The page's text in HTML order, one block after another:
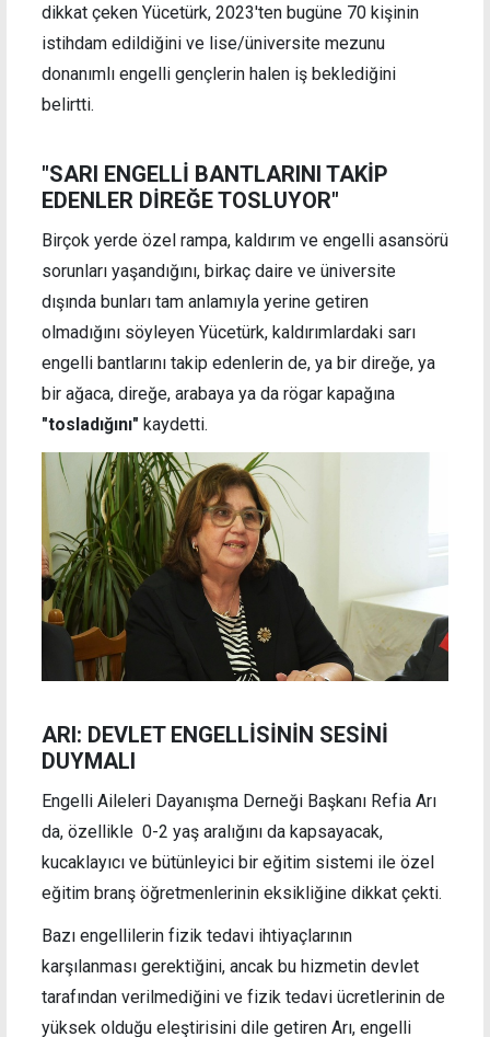
dikkat çeken Yücetürk, 2023'ten bugüne 70 kişinin
istihdam edildiğini ve lise/üniversite mezunu
donanımlı engelli gençlerin halen iş beklediğini
belirtti.
"SARI ENGELLİ BANTLARINI TAKİP
EDENLER DİREĞE TOSLUYOR"
Birçok yerde özel rampa, kaldırım ve engelli asansörü
sorunları yaşandığını, birkaç daire ve üniversite
dışında bunları tam anlamıyla yerine getiren
olmadığını söyleyen Yücetürk, kaldırımlardaki sarı
engelli bantlarını takip edenlerin de, ya bir direğe, ya
bir ağaca, direğe, arabaya ya da rögar kapağına
"tosladığını" kaydetti.
ARI: DEVLET ENGELLİSİNİN SESİNİ
DUYMALI
Engelli Aileleri Dayanışma Derneği Başkanı Refia Arı
da, özellikle 0-2 yaş aralığını da kapsayacak,
kucaklayıcı ve bütünleyici bir eğitim sistemi ile özel
eğitim branş öğretmenlerinin eksikliğine dikkat çekti.
Bazı engellilerin fizik tedavi ihtiyaçlarının
karşılanması gerektiğini, ancak bu hizmetin devlet
tarafından verilmediğini ve fizik tedavi ücretlerinin de
yüksek olduğu eleştirisini dile getiren Arı, engelli